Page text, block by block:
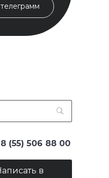
(55) 506 88 00
в